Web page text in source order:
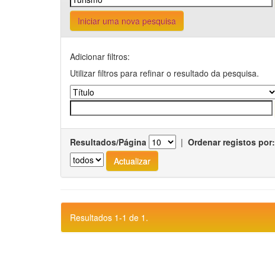
Iniciar uma nova pesquisa
Adicionar filtros:
Utilizar filtros para refinar o resultado da pesquisa.
Resultados/Página | Ordenar registos por:
Resultados 1-1 de 1.